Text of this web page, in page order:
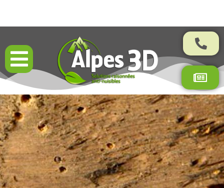
Résultats garantis par contrat